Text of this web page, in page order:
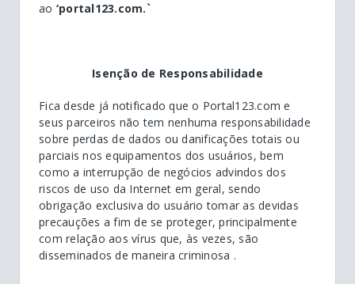
ao ‘portal123.com.`
Isenção de Responsabilidade
Fica desde já notificado que o Portal123.com e
seus parceiros não tem nenhuma responsabilidade
sobre perdas de dados ou danificações totais ou
parciais nos equipamentos dos usuários, bem
como a interrupção de negócios advindos dos
riscos de uso da Internet em geral, sendo
obrigação exclusiva do usuário tomar as devidas
precauções a fim de se proteger, principalmente
com relação aos vírus que, às vezes, são
disseminados de maneira criminosa .